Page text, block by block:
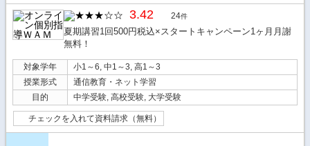
3.42 24件
夏期講習1回500円税込×スタートキャンペーン1ヶ月月謝
無料！
対象学年
小1～6, 中1～3, 高1～3
授業形式
通信教育・ネット学習
目的
中学受験, 高校受験, 大学受験
チェックを入れて資料請求（無料）